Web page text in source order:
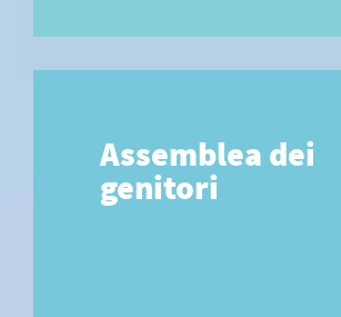
Assemblea dei
genitori